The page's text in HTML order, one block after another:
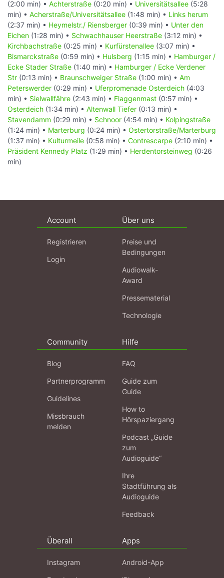
(2:00 min) • Achterstraße (0:20 min) • Universitätsallee (5:28
min) • Acherstraße/Universitätsallee (1:48 min) • Links herum
(2:37 min) • Heymelstr./ Riensberger (0:39 min) • Unter den
Eichen (1:28 min) • Schwachhauser Heerstraße (3:12 min) •
Kirchbachstraße (0:25 min) • Kurfürstenallee (3:07 min) •
Bismarckstraße (0:59 min) • Hulsberg (1:15 min) • Hamburger /
Ecke Stader Straße (1:40 min) • Hamburger / Ecke Verdener
Str (0:13 min) • Braunschweiger Straße (1:00 min) • Am
Peterswerder (0:29 min) • Uferpromenade Osterdeich (4:03
min) • Sielwallfähre (2:43 min) • Flaggenmast (0:57 min) •
Osterdeich (1:34 min) • Altenwall Tiefer (0:13 min) •
Stavendamm (0:29 min) • Schnoor (4:54 min) • Kolpingstraße
(1:24 min) • Marterburg (0:24 min) • Ostertorstraße/Marterburg
(1:37 min) • Kulturmeile (0:58 min) • Contrescarpe (2:10 min) •
Präsident Kennedy Platz (1:29 min) • Herdentorsteinweg (0:26
min)
Account
Registrieren
Login
Über uns
Preise und
Bedingungen
Audiowalk-
Award
Pressematerial
Technologie
Community
Blog
Partnerprogramm
Guidelines
Missbrauch
melden
Hilfe
FAQ
Guide zum
Guide
How to
Hörspaziergang
Podcast „Guide
zum
Audioguide“
Ihre
Stadtführung als
Audioguide
Feedback
Überall
Instagram
Apps
Android-App